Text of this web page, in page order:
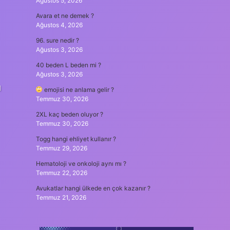
Avara et ne demek ?
Ağustos 4, 2026
96. sure nedir ?
Ağustos 3, 2026
40 beden L beden mi ?
Ağustos 3, 2026
emojisi ne anlama gelir ?
Temmuz 30, 2026
2XL kaç beden oluyor ?
Temmuz 30, 2026
Togg hangi ehliyet kullanır ?
Temmuz 29, 2026
Hematoloji ve onkoloji aynı mı ?
Temmuz 22, 2026
Avukatlar hangi ülkede en çok kazanır ?
Temmuz 21, 2026